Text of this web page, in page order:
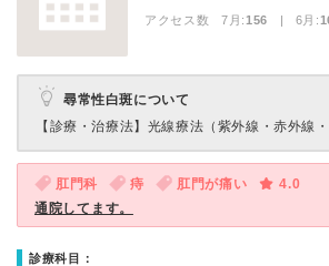
アクセス数 7月:156 | 6月:
尋常性白斑について
【診療・治療法】 光線療法（紫外線・赤外線・
肛門科 痔 肛門が痛い
4.0
通院してます。
診療科目：